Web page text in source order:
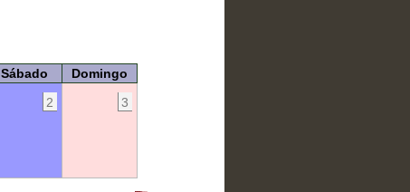
Sábado
Domingo
2 3